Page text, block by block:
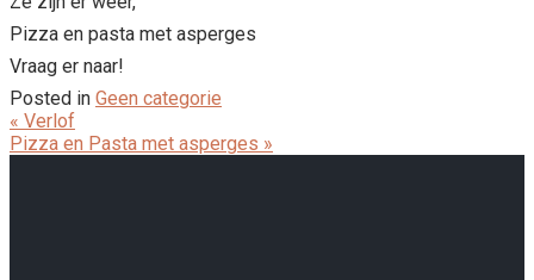
Pizza en pasta met asperges
Vraag er naar!
Posted in Geen categorie
Berichtnavigatie
« Verlof
Pizza en Pasta met asperges »